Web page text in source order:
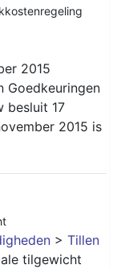
2015
Goedkeuringen
besluit 17
2015 is
> Tillen
tilgewicht